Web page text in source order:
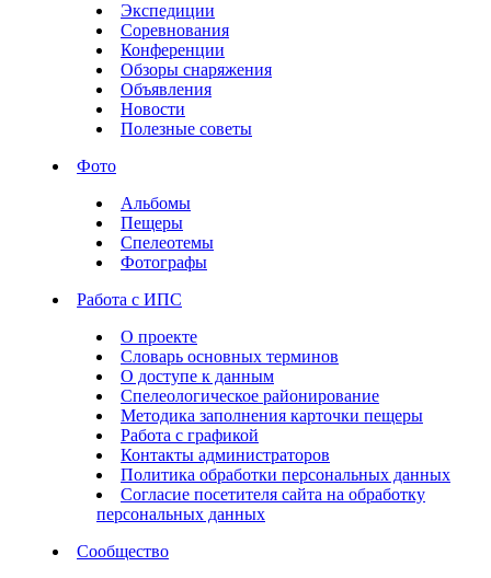
Экспедиции
Соревнования
Конференции
Обзоры снаряжения
Объявления
Новости
Полезные советы
Фото
Альбомы
Пещеры
Спелеотемы
Фотографы
Работа с ИПС
О проекте
Словарь основных терминов
О доступе к данным
Спелеологическое районирование
Методика заполнения карточки пещеры
Работа с графикой
Контакты администраторов
Политика обработки персональных данных
Согласие посетителя сайта на обработку
персональных данных
Сообщество